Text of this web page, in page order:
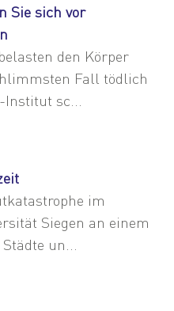
Sie sich vor
den Körper
Fall tödlich
sc...
im
Siegen an einem
un...